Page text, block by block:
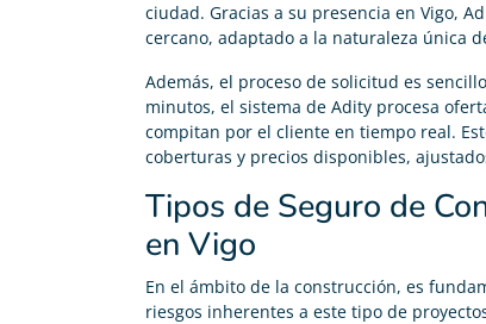
ciudad. Gracias a su presencia en Vigo,
cercano, adaptado a la naturaleza única
Además, el proceso de solicitud es
minutos, el sistema de Adity procesa
compitan por el cliente en tiempo real.
coberturas y precios disponibles,
Tipos de Seguro de
en Vigo
En el ámbito de la construcción, es
riesgos inherentes a este tipo de